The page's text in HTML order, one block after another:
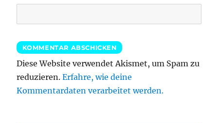
Diese Website verwendet Akismet, um Spam zu
reduzieren.Erfahre, wie deine
Kommentardaten verarbeitet werden.